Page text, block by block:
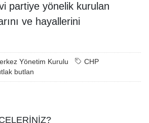
partiye yönelik kurulan
ve hayallerini
Yönetim Kurulu
CHP
butlan